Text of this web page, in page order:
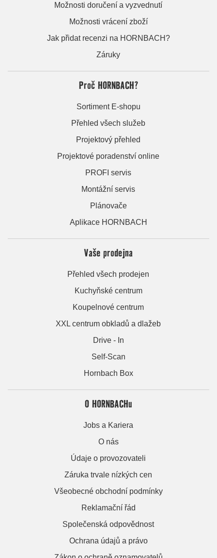
Možnosti doručení a vyzvednutí
Možnosti vrácení zboží
Jak přidat recenzi na HORNBACH?
Záruky
Proč HORNBACH?
Sortiment E-shopu
Přehled všech služeb
Projektový přehled
Projektové poradenství online
PROFI servis
Montážní servis
Plánovače
Aplikace HORNBACH
Vaše prodejna
Přehled všech prodejen
Kuchyňské centrum
Koupelnové centrum
XXL centrum obkladů a dlažeb
Drive - In
Self-Scan
Hornbach Box
O HORNBACHu
Jobs a Kariera
O nás
Údaje o provozovateli
Záruka trvale nízkých cen
Všeobecné obchodní podmínky
Reklamační řád
Společenská odpovědnost
Ochrana údajů a právo